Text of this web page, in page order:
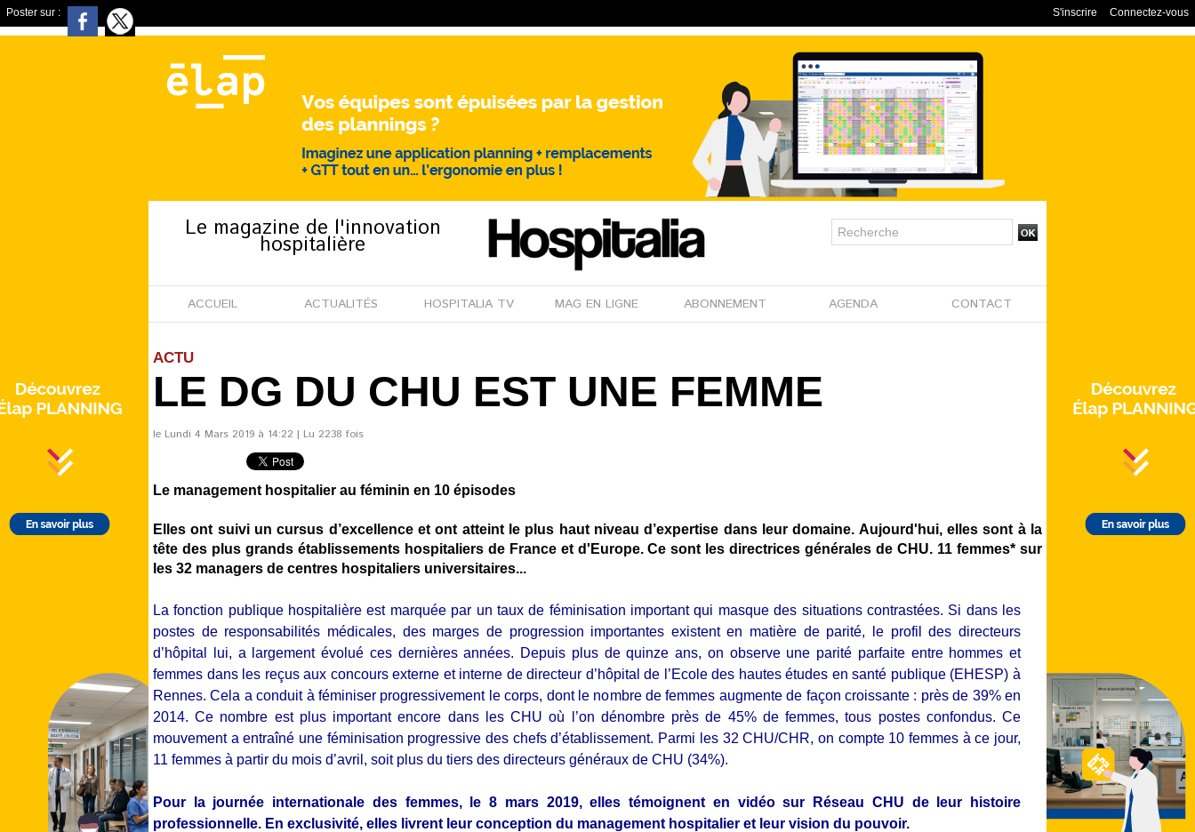
Poster sur : Connectez-vous
S'inscrire
Le magazine de l'innovation
hospitalière
ACCUEIL ACTUALITÉS HOSPITALIA TV MAG EN LIGNE ABONNEMENT AGENDA CONTACT
ACTU
LE DG DU CHU EST UNE FEMME
le Lundi 4 Mars 2019 à 14:22 | Lu 2238 fois
Le management hospitalier au féminin en 10 épisodes
Elles ont suivi un cursus d’excellence et ont atteint le plus haut niveau d’expertise dans leur domaine. Aujourd'hui, elles sont à la
tête des plus grands établissements hospitaliers de France et d'Europe. Ce sont les directrices générales de CHU. 11 femmes* sur
les 32 managers de centres hospitaliers universitaires...
La fonction publique hospitalière est marquée par un taux de féminisation important qui masque des situations contrastées. Si dans les
postes de responsabilités médicales, des marges de progression importantes existent en matière de parité, le profil des directeurs
d’hôpital lui, a largement évolué ces dernières années. Depuis plus de quinze ans, on observe une parité parfaite entre hommes et
femmes dans les reçus aux concours externe et interne de directeur d’hôpital de l’Ecole des hautes études en santé publique (EHESP) à
Rennes. Cela a conduit à féminiser progressivement le corps, dont le nombre de femmes augmente de façon croissante : près de 39% en
2014. Ce nombre est plus important encore dans les CHU où l’on dénombre près de 45% de femmes, tous postes confondus. Ce
mouvement a entraîné une féminisation progressive des chefs d’établissement. Parmi les 32 CHU/CHR, on compte 10 femmes à ce jour,
11 femmes à partir du mois d’avril, soit plus du tiers des directeurs généraux de CHU (34%).
Pour la journée internationale des femmes, le 8 mars 2019, elles témoignent en vidéo sur Réseau CHU de leur histoire
professionnelle. En exclusivité, elles livrent leur conception du management hospitalier et leur vision du pouvoir.